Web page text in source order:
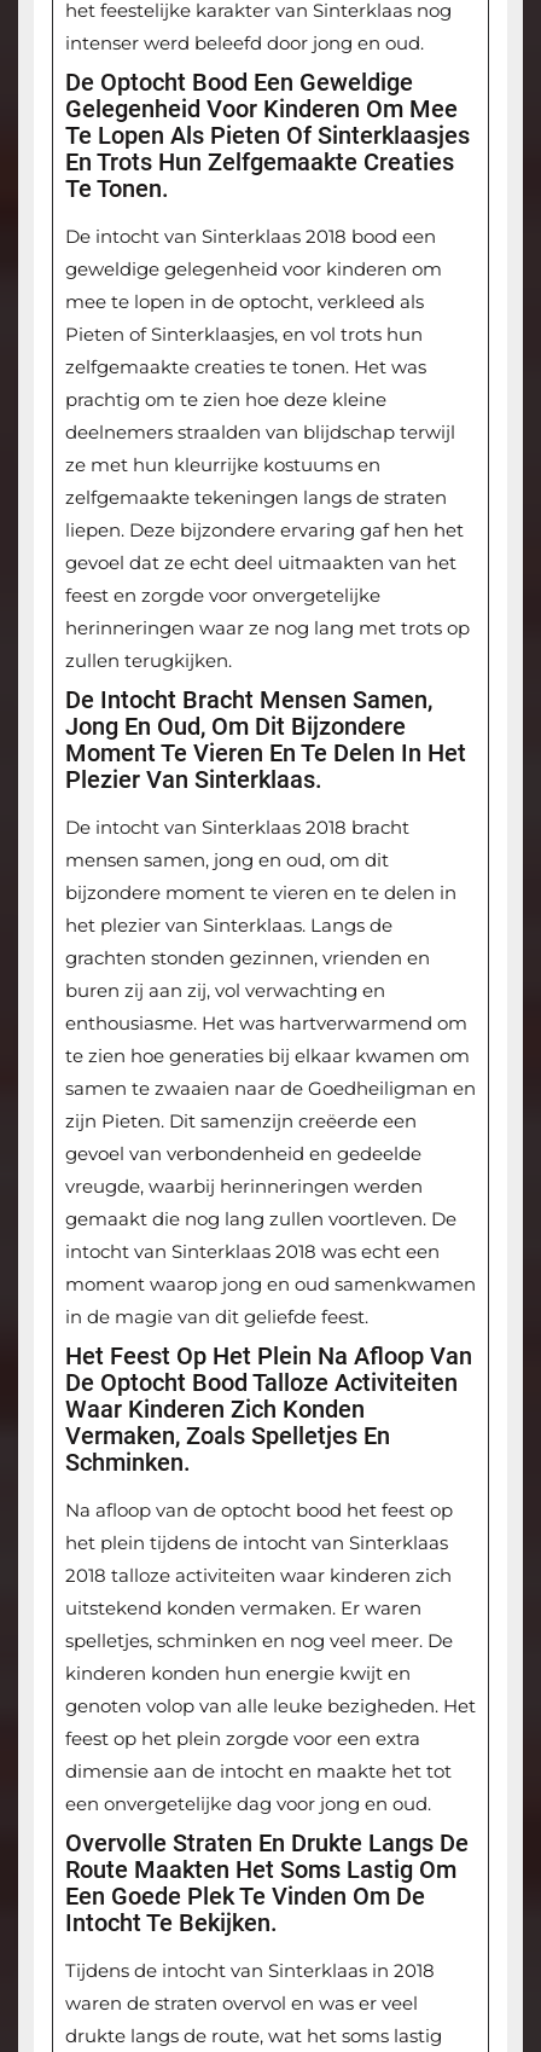
het feestelijke karakter van Sinterklaas nog
intenser werd beleefd door jong en oud.
De Optocht Bood Een Geweldige
Gelegenheid Voor Kinderen Om Mee
Te Lopen Als Pieten Of Sinterklaasjes
En Trots Hun Zelfgemaakte Creaties
Te Tonen.
De intocht van Sinterklaas 2018 bood een
geweldige gelegenheid voor kinderen om
mee te lopen in de optocht, verkleed als
Pieten of Sinterklaasjes, en vol trots hun
zelfgemaakte creaties te tonen. Het was
prachtig om te zien hoe deze kleine
deelnemers straalden van blijdschap terwijl
ze met hun kleurrijke kostuums en
zelfgemaakte tekeningen langs de straten
liepen. Deze bijzondere ervaring gaf hen het
gevoel dat ze echt deel uitmaakten van het
feest en zorgde voor onvergetelijke
herinneringen waar ze nog lang met trots op
zullen terugkijken.
De Intocht Bracht Mensen Samen,
Jong En Oud, Om Dit Bijzondere
Moment Te Vieren En Te Delen In Het
Plezier Van Sinterklaas.
De intocht van Sinterklaas 2018 bracht
mensen samen, jong en oud, om dit
bijzondere moment te vieren en te delen in
het plezier van Sinterklaas. Langs de
grachten stonden gezinnen, vrienden en
buren zij aan zij, vol verwachting en
enthousiasme. Het was hartverwarmend om
te zien hoe generaties bij elkaar kwamen om
samen te zwaaien naar de Goedheiligman en
zijn Pieten. Dit samenzijn creëerde een
gevoel van verbondenheid en gedeelde
vreugde, waarbij herinneringen werden
gemaakt die nog lang zullen voortleven. De
intocht van Sinterklaas 2018 was echt een
moment waarop jong en oud samenkwamen
in de magie van dit geliefde feest.
Het Feest Op Het Plein Na Afloop Van
De Optocht Bood Talloze Activiteiten
Waar Kinderen Zich Konden
Vermaken, Zoals Spelletjes En
Schminken.
Na afloop van de optocht bood het feest op
het plein tijdens de intocht van Sinterklaas
2018 talloze activiteiten waar kinderen zich
uitstekend konden vermaken. Er waren
spelletjes, schminken en nog veel meer. De
kinderen konden hun energie kwijt en
genoten volop van alle leuke bezigheden. Het
feest op het plein zorgde voor een extra
dimensie aan de intocht en maakte het tot
een onvergetelijke dag voor jong en oud.
Overvolle Straten En Drukte Langs De
Route Maakten Het Soms Lastig Om
Een Goede Plek Te Vinden Om De
Intocht Te Bekijken.
Tijdens de intocht van Sinterklaas in 2018
waren de straten overvol en was er veel
drukte langs de route, wat het soms lastig